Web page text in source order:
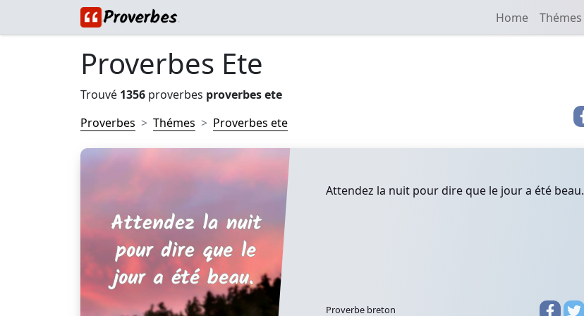
Home Thémes
Proverbes Ete
Trouvé 1356 proverbes proverbes ete
Proverbes
Thémes Proverbes ete
Attendez la nuit pour dire que le jour a été beau.
Proverbe breton